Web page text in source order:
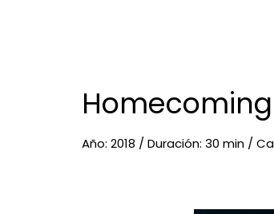
Homecoming
Año: 2018 / Duración: 30 min /